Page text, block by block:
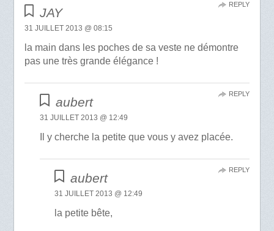
JAY
31 JUILLET 2013 @ 08:15
la main dans les poches de sa veste ne démontre
pas une très grande élégance !
REPLY
aubert
31 JUILLET 2013 @ 12:49
Il y cherche la petite que vous y avez placée.
REPLY
aubert
31 JUILLET 2013 @ 12:49
la petite bête,
REPLY